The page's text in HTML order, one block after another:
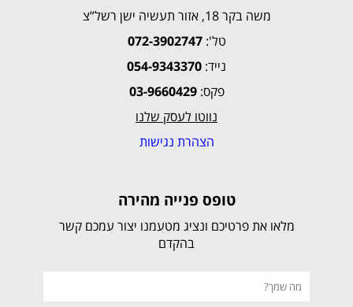
משה בקר 18, אזור תעשיה ישן רשל”צ
טל':072-3902747
נייד: 054-9343370
פקס:03-9660429
נווטו לעסק שלנו
הצהרת נגישות
טופס פנייה מהירה
מלאו את פרטיכם ונציג מטעמנו יצור עמכם קשר
בהקדם